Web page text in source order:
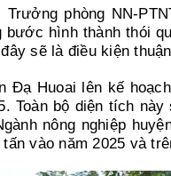
Trưởng phòng NN-
bước hình thành thói
sẽ là điều kiện
Đạ Huoai lên kế
Toàn bộ diện tích
nông nghiệp
vào năm 2025 và